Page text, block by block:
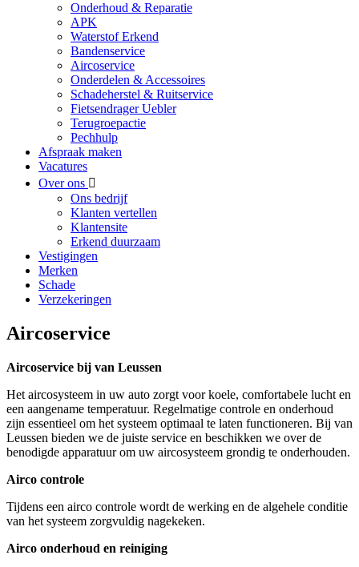
Onderhoud & Reparatie
APK
Waterstof Erkend
Bandenservice
Aircoservice
Onderdelen & Accessoires
Schadeherstel & Ruitservice
Fietsendrager Uebler
Terugroepactie
Pechhulp
Afspraak maken
Vacatures
Over ons
Ons bedrijf
Klanten vertellen
Klantensite
Erkend duurzaam
Vestigingen
Merken
Schade
Verzekeringen
Aircoservice
Aircoservice bij van Leussen
Het aircosysteem in uw auto zorgt voor koele, comfortabele lucht en
een aangename temperatuur. Regelmatige controle en onderhoud
zijn essentieel om het systeem optimaal te laten functioneren. Bij van
Leussen bieden we de juiste service en beschikken we over de
benodigde apparatuur om uw aircosysteem grondig te onderhouden.
Airco controle
Tijdens een airco controle wordt de werking en de algehele conditie
van het systeem zorgvuldig nagekeken.
Airco onderhoud en reiniging